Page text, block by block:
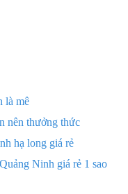
là mê
nên thưởng thức
hạ long giá rẻ
Ninh giá rẻ 1 sao